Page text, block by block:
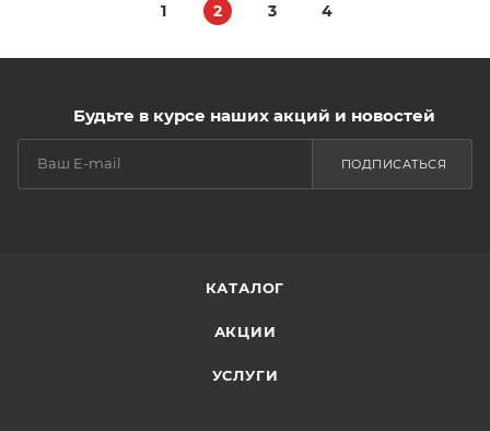
1 2 3 4
Будьте в курсе наших акций и новостей
ПОДПИСАТЬСЯ
КАТАЛОГ
АКЦИИ
УСЛУГИ